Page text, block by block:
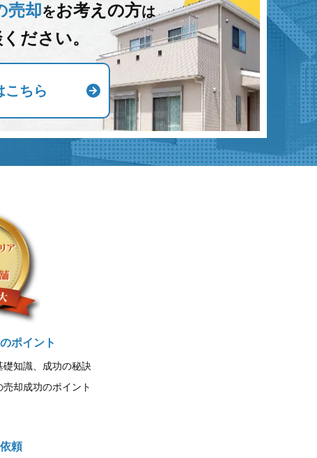
売却をお考えの方は
ださい。
こちら
ポイント
礎知識、成功の秘訣
却成功のポイント
頼